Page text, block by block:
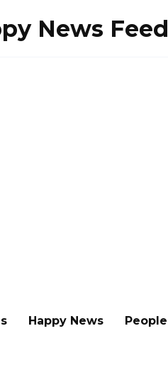
News Feed
Happy News People